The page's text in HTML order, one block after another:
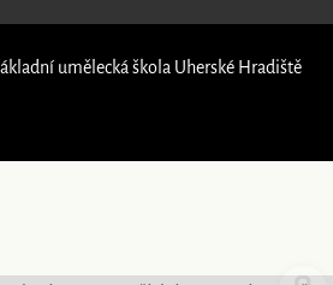
umělecká škola Uherské Hradiště